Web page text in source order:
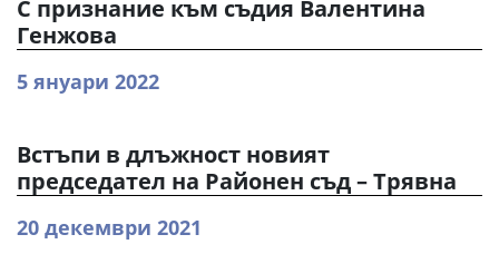
С признание към съдия Валентина
Генжова
5 януари 2022
Встъпи в длъжност новият
председател на Районен съд – Трявна
20 декември 2021